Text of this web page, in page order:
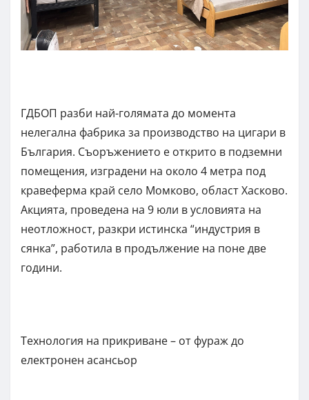
ГДБОП разби най-голямата до момента
нелегална фабрика за производство на цигари в
България. Съоръжението е открито в подземни
помещения, изградени на около 4 метра под
кравеферма край село Момково, област Хасково.
Акцията, проведена на 9 юли в условията на
неотложност, разкри истинска “индустрия в
сянка”, работила в продължение на поне две
години.
Технология на прикриване – от фураж до
електронен асансьор